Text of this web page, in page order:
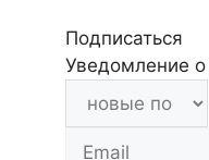
Подписаться
Уведомление о